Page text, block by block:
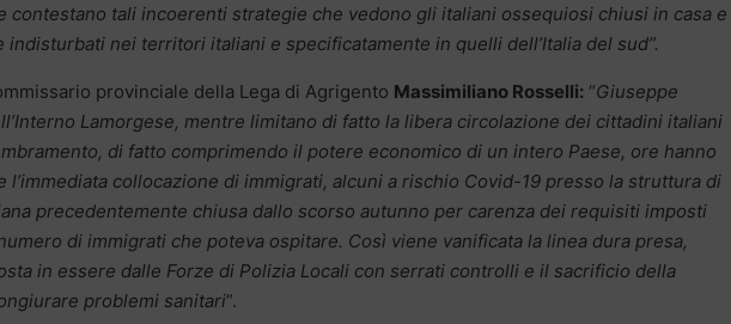
contestano tali incoerenti strategie che vedono gli italiani ossequiosi chiusi in casa e
nei territori italiani e specificatamente in quelli dell’Italia del sud”.
provinciale della Lega di Agrigento Massimiliano Rosselli: “Giuseppe
Lamorgese, mentre limitano di fatto la libera circolazione dei cittadini italiani
di fatto comprimendo il potere economico di un intero Paese, ore hanno
l’immediata collocazione di immigrati, alcuni a rischio Covid-19 presso la struttura di
precedentemente chiusa dallo scorso autunno per carenza dei requisiti imposti
di immigrati che poteva ospitare. Così viene vanificata la linea dura presa,
in essere dalle Forze di Polizia Locali con serrati controlli e il sacrificio della
problemi sanitari”.